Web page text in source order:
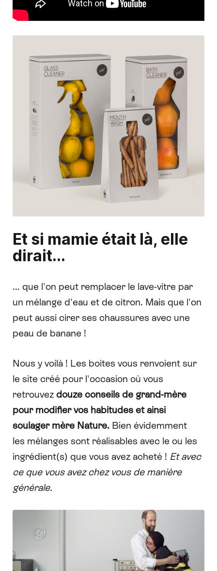
Et si mamie était là, elle
dirait...
... que l'on peut remplacer le lave-vitre par
un mélange d'eau et de citron. Mais que l'on
peut aussi cirer ses chaussures avec une
peau de banane !
Nous y voilà ! Les boites vous renvoient sur
le site créé pour l'occasion où vous
retrouvez douze conseils de grand-mère
pour modifier vos habitudes et ainsi
soulager mère Nature.Bien évidemment
les mélanges sont réalisables avec le ou les
ingrédient(s) que vous avez acheté ! Et avec
ce que vous avez chez vous de manière
générale.